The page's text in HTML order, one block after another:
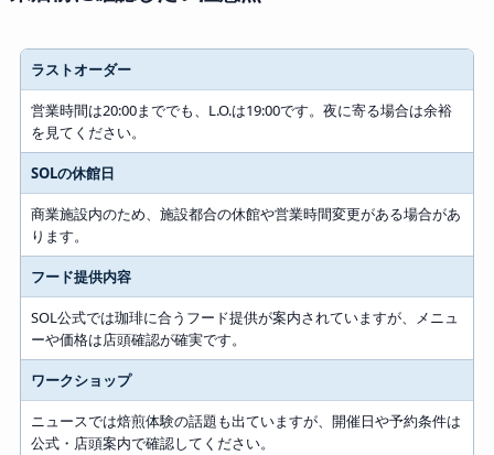
確認すること
見ておきたい理由
ラストオーダー
営業時間は20:00まででも、L.O.は19:00です。夜に寄る場合は余裕
を見てください。
SOLの休館日
商業施設内のため、施設都合の休館や営業時間変更がある場合があ
ります。
フード提供内容
SOL公式では珈琲に合うフード提供が案内されていますが、メニュ
ーや価格は店頭確認が確実です。
ワークショップ
ニュースでは焙煎体験の話題も出ていますが、開催日や予約条件は
公式・店頭案内で確認してください。